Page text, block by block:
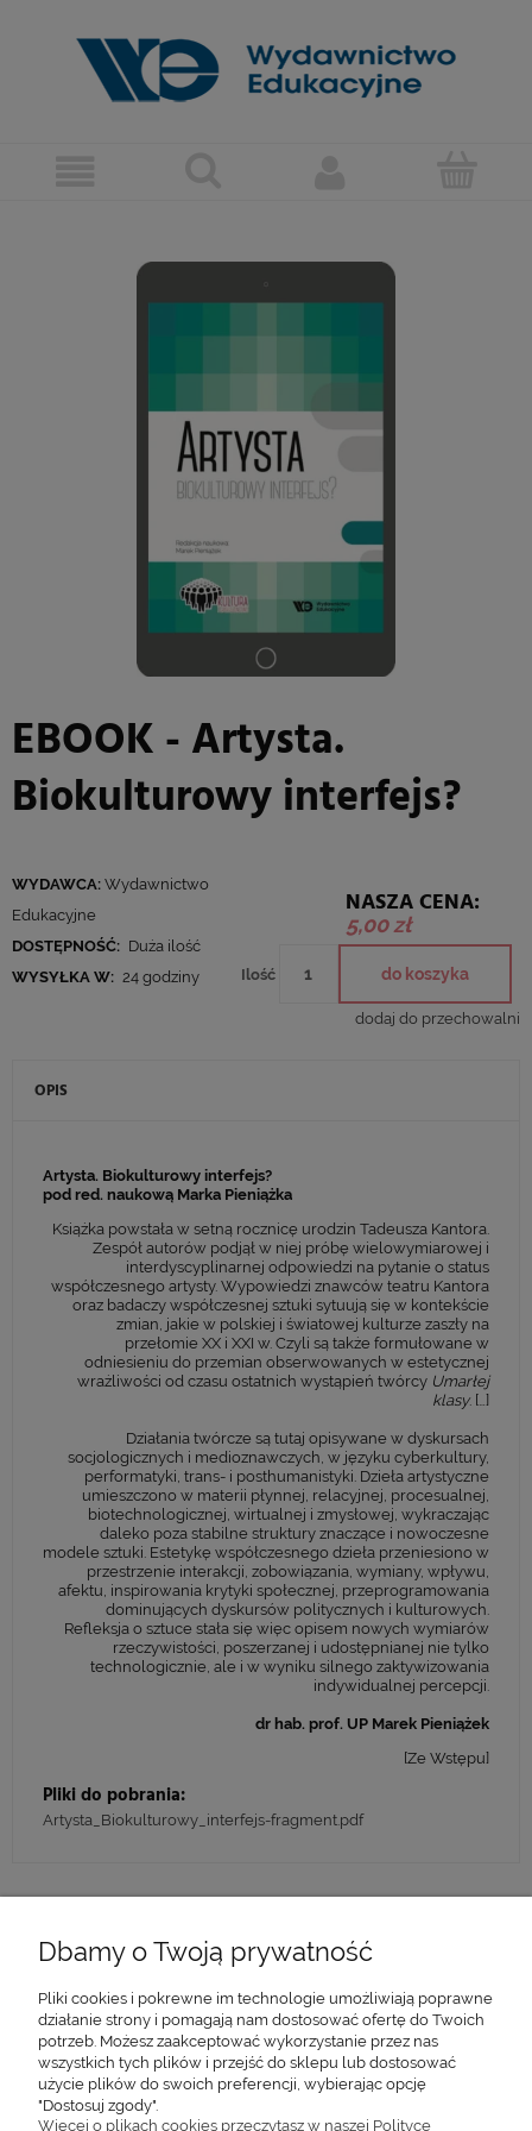
EBOOK - Artysta.
Biokulturowy interfejs?
WYDAWCA: Wydawnictwo
Edukacyjne
DOSTĘPNOŚĆ: Duża ilość
WYSYŁKA W: 24 godziny
NASZA CENA:
5,00 zł
Ilość do koszyka
dodaj do przechowalni
OPIS
Artysta. Biokulturowy interfejs?
pod red. naukową Marka Pieniążka
Książka powstała w setną rocznicę urodzin Tadeusza Kantora.
Zespół autorów podjął w niej próbę wielowymiarowej i
interdyscyplinarnej odpowiedzi na pytanie o status
współczesnego artysty. Wypowiedzi znawców teatru Kantora
oraz badaczy współczesnej sztuki sytuują się w kontekście
zmian, jakie w polskiej i światowej kulturze zaszły na
przełomie XX i XXI w. Czyli są także formułowane w
odniesieniu do przemian obserwowanych w estetycznej
wrażliwości od czasu ostatnich wystąpień twórcy Umarłej
klasy. […]
Działania twórcze są tutaj opisywane w dyskursach
socjologicznych i medioznawczych, w języku cyberkultury,
performatyki, trans- i post­humanistyki. Dzieła artystyczne
umieszczono w materii płynnej, relacyjnej, procesualnej,
biotechnologicznej, wirtualnej i zmysłowej, wykraczając
daleko poza stabilne struktury znaczące i nowoczesne
modele sztuki. Estetykę współczesnego dzieła przeniesiono w
przestrzenie interakcji, zobowiązania, wymiany, wpływu,
afektu, inspirowania krytyki społecznej, przeprogramowania
dominujących dyskursów politycznych i kulturowych.
Refleksja o sztuce stała się więc opisem nowych wymiarów
rzeczywistości, poszerzanej i udostępnianej nie tylko
technologicznie, ale i w wyniku silnego zaktywizowania
indywidualnej percepcji.
dr hab. prof. UP Marek Pieniążek
[Ze Wstępu]
Pliki do pobrania:
Artysta_Biokulturowy_interfejs-fragment.pdf
O WYDAWNICTWIE
DLA AUTORÓW
WAŻNE INFORMACJE
Dbamy o Twoją prywatność
Pliki cookies i pokrewne im technologie umożliwiają poprawne
działanie strony i pomagają nam dostosować ofertę do Twoich
potrzeb. Możesz zaakceptować wykorzystanie przez nas
wszystkich tych plików i przejść do sklepu lub dostosować
użycie plików do swoich preferencji, wybierając opcję
"Dostosuj zgody".
Więcej o plikach cookies przeczytasz w naszej Polityce